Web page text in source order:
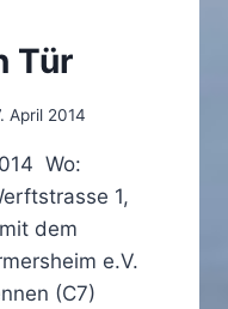
Tür
April 2014
Wo:
1,
dem
e.V.
(C7)